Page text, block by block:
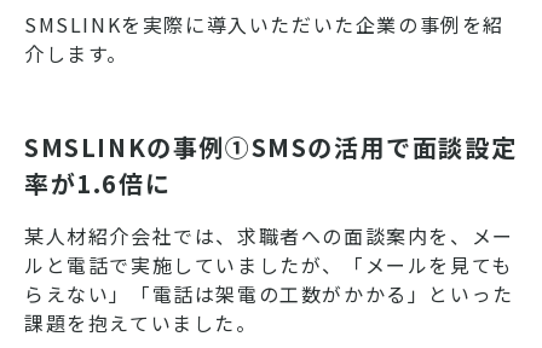
SMSLINKを実際に導入いただいた企業の事例を紹
介します。
SMSLINKの事例①SMSの活用で面談設定
率が1.6倍に
某人材紹介会社では、求職者への面談案内を、メー
ルと電話で実施していましたが、「メールを見ても
らえない」「電話は架電の工数がかかる」といった
課題を抱えていました。